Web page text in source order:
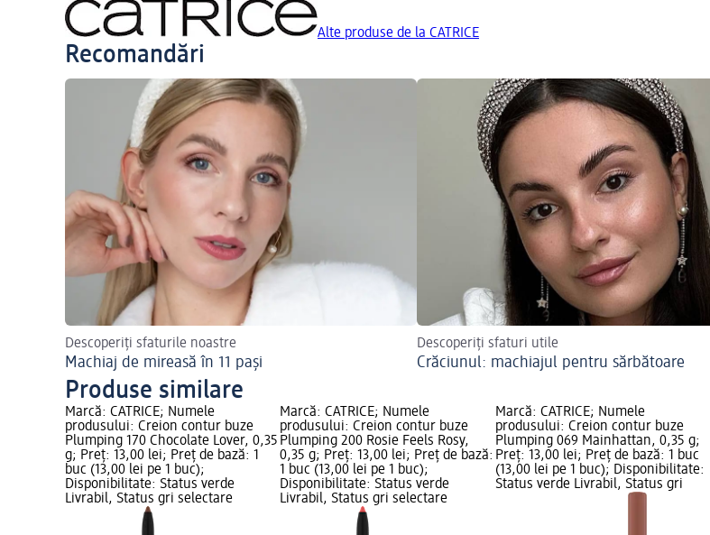
Alte produse de la CATRICE
Recomandări
Descoperiți sfaturile noastre
Machiaj de mireasă în 11 pași
Descoperiți sfaturi utile
Crăciunul: machiajul pentru sărbătoare
Produse similare
Marcă: CATRICE; Numele
produsului: Creion contur buze
Plumping 170 Chocolate Lover, 0,35
g; Preț: 13,00 lei; Preț de bază: 1
buc (13,00 lei pe 1 buc);
Disponibilitate: Status verde
Livrabil, Status gri selectare
Marcă: CATRICE; Numele
produsului: Creion contur buze
Plumping 200 Rosie Feels Rosy,
0,35 g; Preț: 13,00 lei; Preț de bază:
1 buc (13,00 lei pe 1 buc);
Disponibilitate: Status verde
Livrabil, Status gri selectare
Marcă: CATRICE; Numele
produsului: Creion contur buze
Plumping 069 Mainhattan, 0,35 g;
Preț: 13,00 lei; Preț de bază: 1 buc
(13,00 lei pe 1 buc); Disponibilitate:
Status verde Livrabil, Status gri